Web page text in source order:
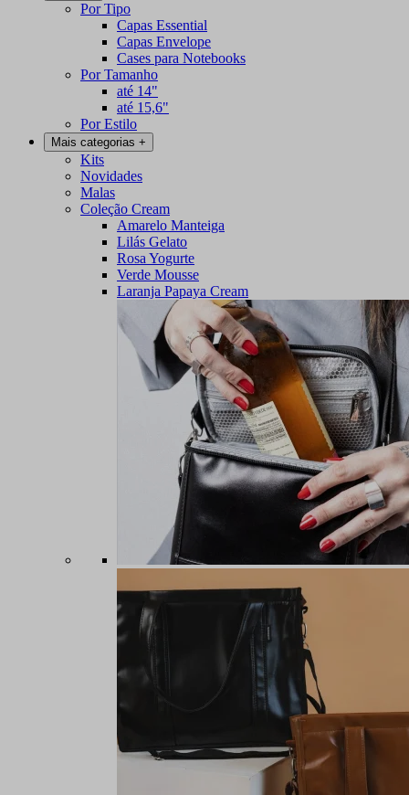
Por Tipo
Capas Essential
Capas Envelope
Cases para Notebooks
Por Tamanho
até 14"
até 15,6"
Por Estilo
Mais categorias +
Kits
Novidades
Malas
Coleção Cream
Amarelo Manteiga
Lilás Gelato
Rosa Yogurte
Verde Mousse
Laranja Papaya Cream